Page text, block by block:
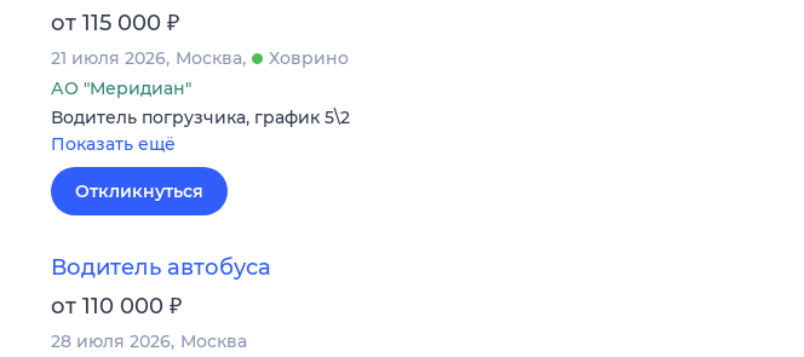
от 115 000 ₽
21 июля 2026 Москва
Ховрино
АО "Меридиан"
Водитель погрузчика, график 5\2
Показать ещё
Откликнуться
Водитель автобуса
от 110 000 ₽
28 июля 2026 Москва